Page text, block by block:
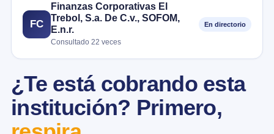
FC
Finanzas Corporativas El
Trebol, S.a. De C.v., SOFOM,
E.n.r.
Consultado 22 veces
En directorio
¿Te está cobrando esta
institución? Primero,